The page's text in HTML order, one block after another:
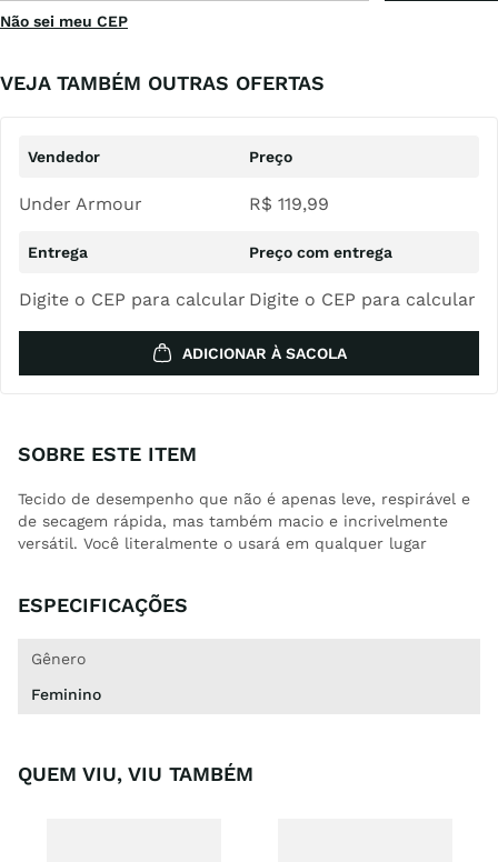
Não sei meu CEP
VEJA TAMBÉM OUTRAS OFERTAS
Under Armour R$ 119,99
Digite o CEP para calcular Digite o CEP para calcular
ADICIONAR À SACOLA
SOBRE ESTE ITEM
Tecido de desempenho que não é apenas leve, respirável e
de secagem rápida, mas também macio e incrivelmente
versátil. Você literalmente o usará em qualquer lugar
ESPECIFICAÇÕES
Gênero
Feminino
QUEM VIU, VIU TAMBÉM